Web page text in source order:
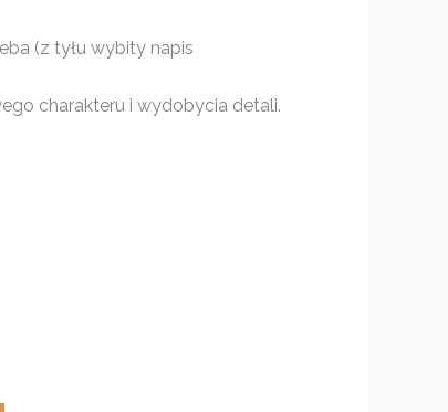
(z tyłu wybity napis
charakteru i wydobycia detali.